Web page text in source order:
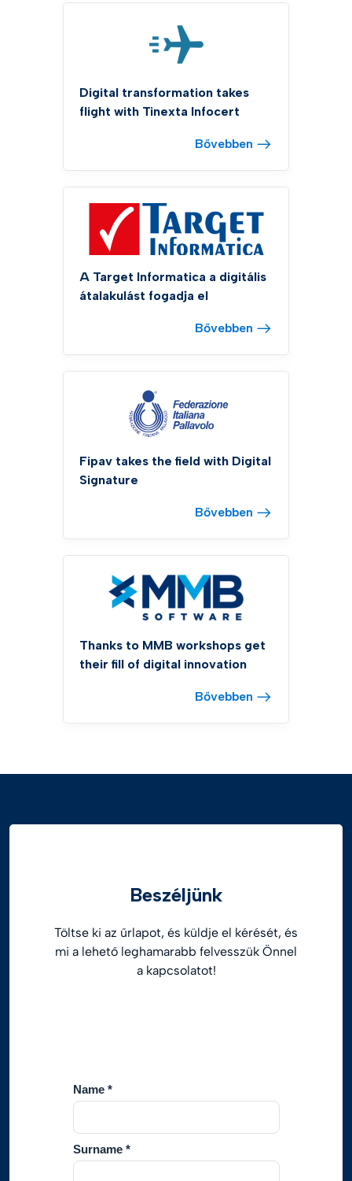
Digital transformation takes
flight with Tinexta Infocert
Bővebben
A Target Informatica a digitális
átalakulást fogadja el
Bővebben
Fipav takes the field with Digital
Signature
Bővebben
Thanks to MMB workshops get
their fill of digital innovation
Bővebben
Beszéljünk
Töltse ki az űrlapot, és küldje el kérését, és
mi a lehető leghamarabb felvesszük Önnel
a kapcsolatot!